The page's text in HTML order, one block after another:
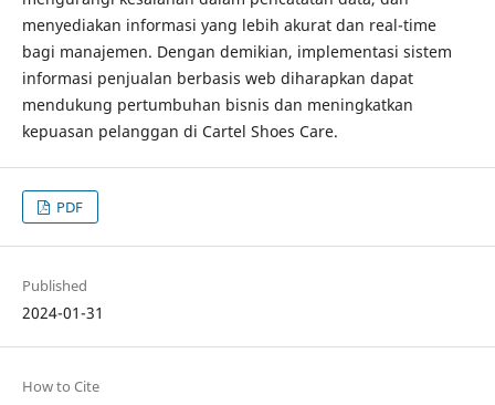
menyediakan informasi yang lebih akurat dan real-time
bagi manajemen. Dengan demikian, implementasi sistem
informasi penjualan berbasis web diharapkan dapat
mendukung pertumbuhan bisnis dan meningkatkan
kepuasan pelanggan di Cartel Shoes Care.
PDF
Published
2024-01-31
How to Cite